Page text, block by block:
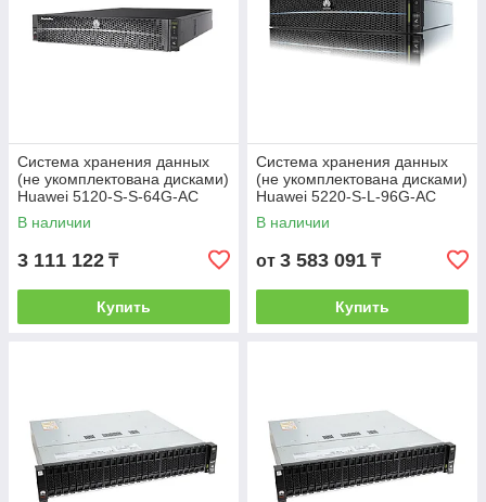
Система хранения данных
(не укомплектована дисками)
Huawei 5120-S-S-64G-AC
2408-001 OceanStor 5120
В наличии
3 111 122 ₸
Купить
Система хранения данных
(не укомплектована дисками)
Huawei 5220-S-L-96G-AC
OceanStor 5220
В наличии
от 3 583 091 ₸
Купить